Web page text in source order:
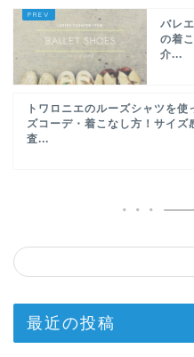
バレ
の着
介...
トワロニエのルーズシャツを使
ズコーデ・着こなし方！サイズ
査...
最近の投稿